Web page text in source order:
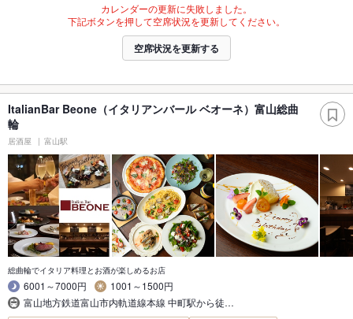
カレンダーの更新に失敗しました。
下記ボタンを押して空席状況を更新してください。
空席状況を更新する
ItalianBar Beone（イタリアンバール ベオーネ）富山総曲
輪
居酒屋 富山駅
総曲輪でイタリア料理とお酒が楽しめるお店
6001～7000円
1001～1500円
富山地方鉄道富山市内軌道線本線 中町駅から徒…